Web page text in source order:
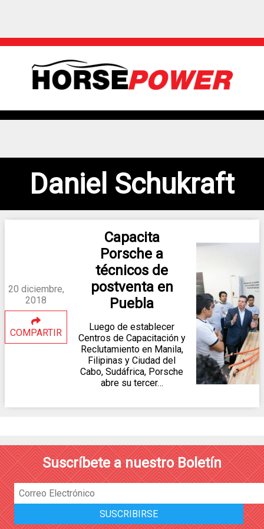
Daniel Schukraft
20 diciembre,
2018
COMPARTIR
Capacita
Porsche a
técnicos de
postventa en
Puebla
Luego de establecer
Centros de Capacitación y
Reclutamiento en Manila,
Filipinas y Ciudad del
Cabo, Sudáfrica, Porsche
abre su tercer…
Suscríbete a nuestro Boletín